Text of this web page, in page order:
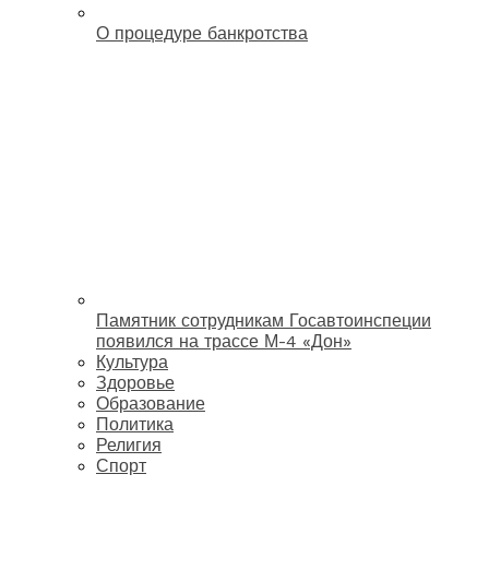
О процедуре банкротства
Памятник сотрудникам Госавтоинспеции
появился на трассе М-4 «Дон»
Культура
Здоровье
Образование
Политика
Религия
Спорт